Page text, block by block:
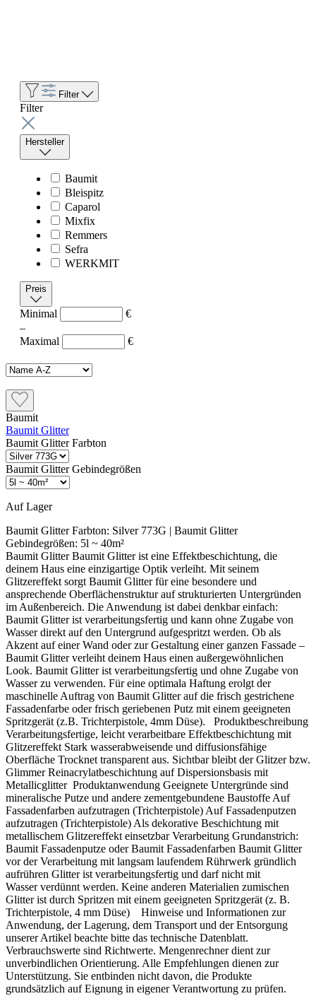
Filter
Filter
Hersteller
Baumit
Bleispitz
Caparol
Mixfix
Remmers
Sefra
WERKMIT
Preis
Minimal
€
–
Maximal
€
Baumit
Baumit Glitter
Baumit Glitter Farbton
Baumit Glitter Gebindegrößen
Auf Lager
Baumit Glitter Farbton: Silver 773G | Baumit Glitter
Gebindegrößen: 5l ~ 40m²
Baumit Glitter Baumit Glitter ist eine Effektbeschichtung, die
deinem Haus eine einzigartige Optik verleiht. Mit seinem
Glitzereffekt sorgt Baumit Glitter für eine besondere und
ansprechende Oberflächenstruktur auf strukturierten Untergründen
im Außenbereich. Die Anwendung ist dabei denkbar einfach:
Baumit Glitter ist verarbeitungsfertig und kann ohne Zugabe von
Wasser direkt auf den Untergrund aufgespritzt werden. Ob als
Akzent auf einer Wand oder zur Gestaltung einer ganzen Fassade –
Baumit Glitter verleiht deinem Haus einen außergewöhnlichen
Look. Baumit Glitter ist verarbeitungsfertig und ohne Zugabe von
Wasser zu verwenden. Für eine optimala Haftung erolgt der
maschinelle Auftrag von Baumit Glitter auf die frisch gestrichene
Fassadenfarbe oder frisch geriebenen Putz mit einem geeigneten
Spritzgerät (z.B. Trichterpistole, 4mm Düse). Produktbeschreibung
Verarbeitungsfertige, leicht verarbeitbare Effektbeschichtung mit
Glitzereffekt Stark wasserabweisende und diffusionsfähige
Oberfläche Trocknet transparent aus. Sichtbar bleibt der Glitzer bzw.
Glimmer Reinacrylatbeschichtung auf Dispersionsbasis mit
Metallicglitter Produktanwendung Geeignete Untergründe sind
mineralische Putze und andere zementgebundene Baustoffe Auf
Fassadenfarben aufzutragen (Trichterpistole) Auf Fassadenputzen
aufzutragen (Trichterpistole) Als dekorative Beschichtung mit
metallischem Glitzereffekt einsetzbar Verarbeitung Grundanstrich:
Baumit Fassadenputze oder Baumit Fassadenfarben Baumit Glitter
vor der Verarbeitung mit langsam laufendem Rührwerk gründlich
aufrühren Glitter ist verarbeitungsfertig und darf nicht mit
Wasser verdünnt werden. Keine anderen Materialien zumischen
Glitter ist durch Spritzen mit einem geeigneten Spritzgerät (z. B.
Trichterpistole, 4 mm Düse) Hinweise und Informationen zur
Anwendung, der Lagerung, dem Transport und der Entsorgung
unserer Artikel beachte bitte das technische Datenblatt.
Verbrauchswerte sind Richtwerte. Mengenrechner dient zur
unverbindlichen Orientierung. Alle Empfehlungen dienen zur
Unterstützung. Sie entbinden nicht davon, die Produkte
grundsätzlich auf Eignung in eigener Verantwortung zu prüfen.